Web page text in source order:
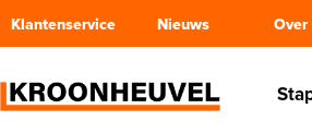
Klantenservice Nieuws Over